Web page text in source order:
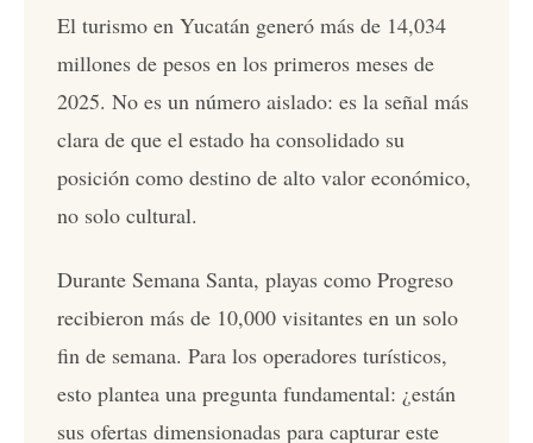
El turismo en Yucatán generó más de 14,034
millones de pesos en los primeros meses de
2025. No es un número aislado: es la señal más
clara de que el estado ha consolidado su
posición como destino de alto valor económico,
no solo cultural.
Durante Semana Santa, playas como Progreso
recibieron más de 10,000 visitantes en un solo
fin de semana. Para los operadores turísticos,
esto plantea una pregunta fundamental: ¿están
sus ofertas dimensionadas para capturar este